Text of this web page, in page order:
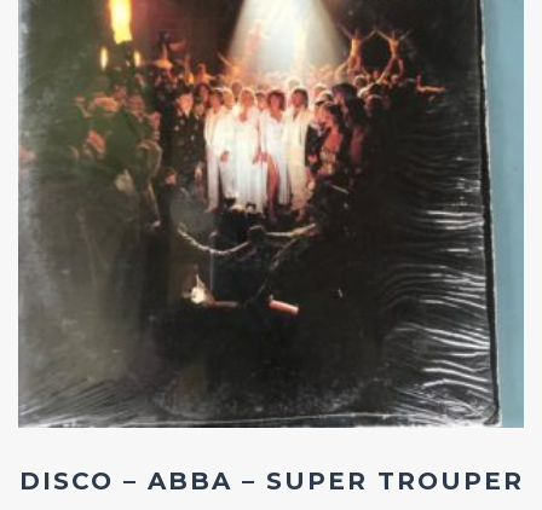
Add
ao
Favoritos
DISCO – ABBA – SUPER TROUPER